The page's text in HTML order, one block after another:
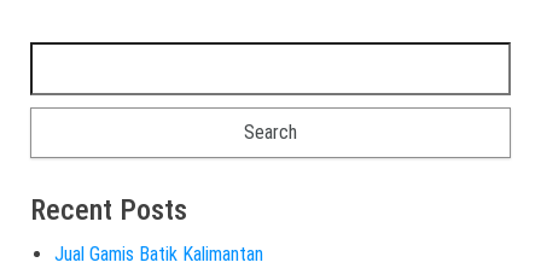
Recent Posts
Jual Gamis Batik Kalimantan